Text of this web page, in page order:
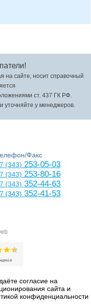
сайте, носит справочный
ст. 437 ГК РФ.
уточняйте у менеджеров.
Факс
(343) 253-05-03
(343) 253-80-16
(343) 352-44-63
(343) 352-41-53
согласие на
сайта и
конфиденциальности